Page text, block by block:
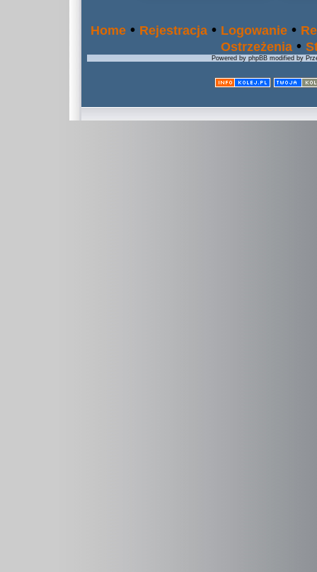
Home • Rejestracja • Logowanie •
Ostrzeżenia •
Powered by phpBB modified by